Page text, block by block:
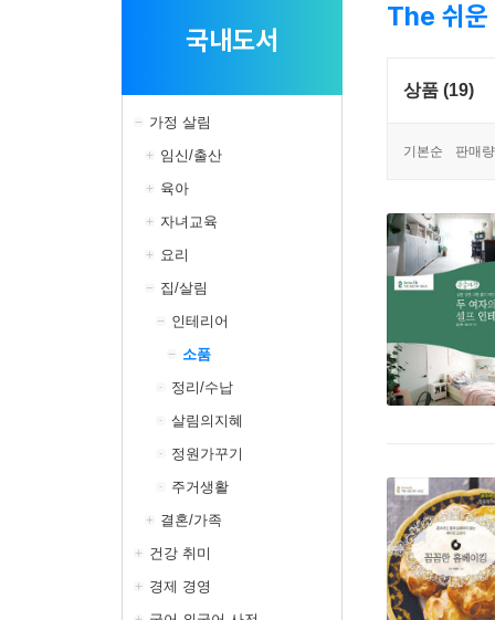
국내도서
가정 살림
임신/출산
육아
자녀교육
요리
집/살림
인테리어
소품
정리/수납
살림의지혜
정원가꾸기
주거생활
결혼/가족
건강 취미
경제 경영
The 쉬운
상품 (19)
기본순 판매